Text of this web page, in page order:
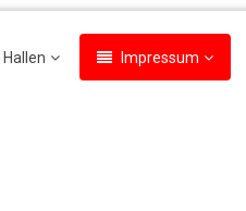
Hallen Impressum